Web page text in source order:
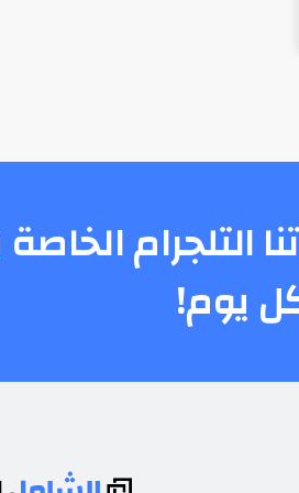
التلجرام
يوم!